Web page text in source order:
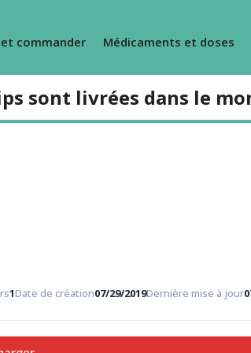
commander Médicaments et doses
sont livrées dans le
1Date de création07/29/2019Dernière mise à jour